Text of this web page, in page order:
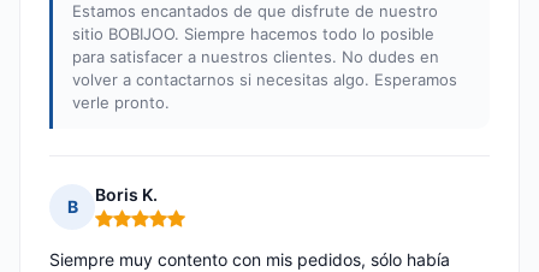
Estamos encantados de que disfrute de nuestro
sitio BOBIJOO. Siempre hacemos todo lo posible
para satisfacer a nuestros clientes. No dudes en
volver a contactarnos si necesitas algo. Esperamos
verle pronto.
B
Boris K.
Nota: 5 de 5
Siempre muy contento con mis pedidos, sólo había